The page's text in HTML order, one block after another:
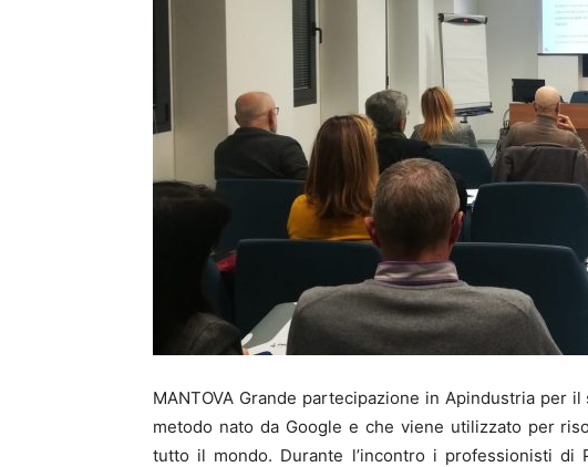
MANTOVA Grande partecipazione in Apindustria per
metodo nato da Google e che viene utilizzato per
tutto il mondo. Durante l’incontro i professionisti di